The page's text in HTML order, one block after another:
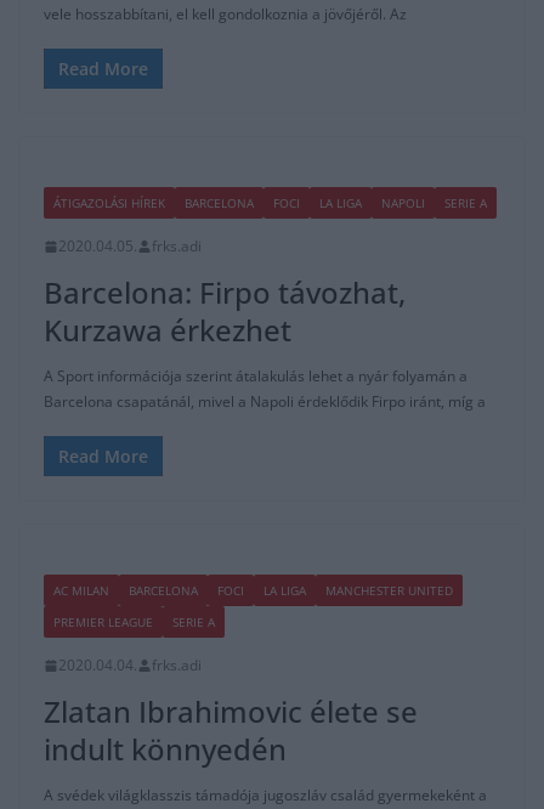
vele hosszabbítani, el kell gondolkoznia a jövőjéről. Az
Read More
ÁTIGAZOLÁSI HÍREK BARCELONA FOCI LA LIGA NAPOLI SERIE A
2020.04.05. frks.adi
Barcelona: Firpo távozhat,
Kurzawa érkezhet
A Sport információja szerint átalakulás lehet a nyár folyamán a
Barcelona csapatánál, mivel a Napoli érdeklődik Firpo iránt, míg a
Read More
AC MILAN BARCELONA FOCI LA LIGA
MANCHESTER UNITED
PREMIER LEAGUE
SERIE A
2020.04.04. frks.adi
Zlatan Ibrahimovic élete se
indult könnyedén
A svédek világklasszis támadója jugoszláv család gyermekeként a